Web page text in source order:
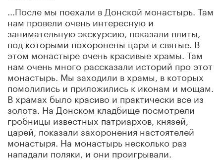
...После мы поехали в Донской монастырь. Там
нам провели очень интересную и
занимательную экскурсию, показали плиты,
под которыми похоронены цари и святые. В
этом монастыре очень красивые храмы. Там
нам очень много рассказали историй про этот
монастырь. Мы заходили в храмы, в которых
помолились и приложились к иконам и мощам.
В храмах было красиво и практически все из
золота. На Донском кладбище посмотрели
гробницы известных патриархов, князей,
царей, показали захоронения настоятелей
монастыря. На монастырь несколько раз
нападали поляки, и они проигрывали.